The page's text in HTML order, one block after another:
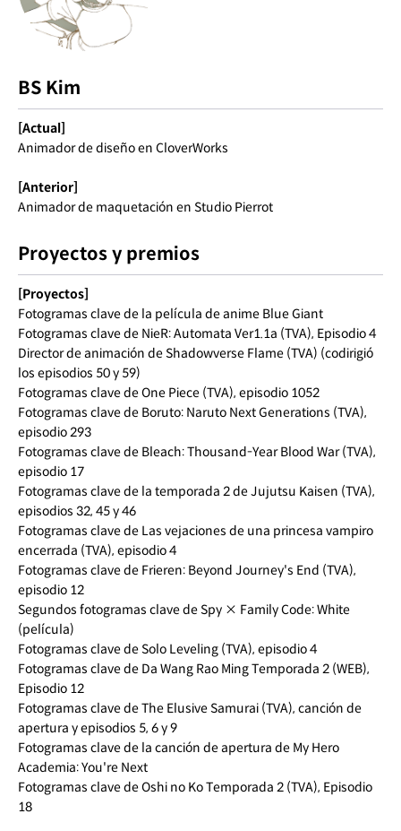
BS Kim
[Actual]
Animador de diseño en CloverWorks
[Anterior]
Animador de maquetación en Studio Pierrot
Proyectos y premios
[Proyectos]
Fotogramas clave de la película de anime Blue Giant
Fotogramas clave de NieR: Automata Ver1.1a (TVA), Episodio 4
Director de animación de Shadowverse Flame (TVA) (codirigió
los episodios 50 y 59)
Fotogramas clave de One Piece (TVA), episodio 1052
Fotogramas clave de Boruto: Naruto Next Generations (TVA),
episodio 293
Fotogramas clave de Bleach: Thousand-Year Blood War (TVA),
episodio 17
Fotogramas clave de la temporada 2 de Jujutsu Kaisen (TVA),
episodios 32, 45 y 46
Fotogramas clave de Las vejaciones de una princesa vampiro
encerrada (TVA), episodio 4
Fotogramas clave de Frieren: Beyond Journey's End (TVA),
episodio 12
Segundos fotogramas clave de Spy × Family Code: White
(película)
Fotogramas clave de Solo Leveling (TVA), episodio 4
Fotogramas clave de Da Wang Rao Ming Temporada 2 (WEB),
Episodio 12
Fotogramas clave de The Elusive Samurai (TVA), canción de
apertura y episodios 5, 6 y 9
Fotogramas clave de la canción de apertura de My Hero
Academia: You're Next
Fotogramas clave de Oshi no Ko Temporada 2 (TVA), Episodio
18